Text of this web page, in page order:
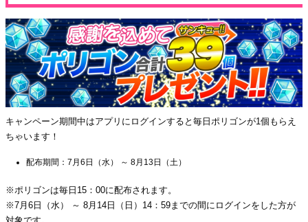
キャンペーン期間中はアプリにログインすると毎日ポリゴンが1個もらえ
ちゃいます！
配布期間：7月6日（水） ～ 8月13日（土）
※ポリゴンは毎日15：00に配布されます。
※7月6日（水） ～ 8月14日（日）14：59までの間にログインをした方が